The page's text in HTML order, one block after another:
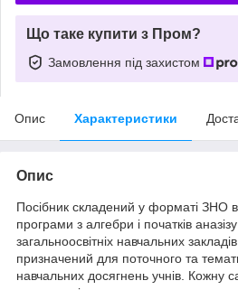
Що таке купити з Пром?
Замовлення під захистом
Опис Характеристики
Опис
Посібник складений у форматі ЗНО
програми з алгебри і початків
загальноосвітніх навчальних
призначений для поточного та
навчальних досягнень учнів. Кожну